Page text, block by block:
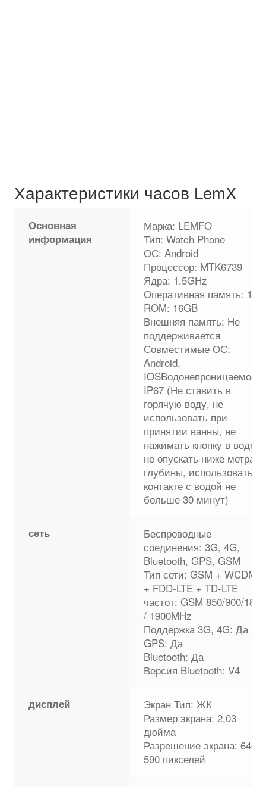
Характеристики часов LemX
Основная
информация
Марка: LEMFO
Тип: Watch Phone
ОС: Android
Процессор: MTK6739
Ядра: 1.5GHz
Оперативная память: 1
ROM: 16GB
Внешняя память: Не
поддерживается
Совместимые ОС:
Android,
IP67 (Не ставить в
горячую воду, не
использовать при
принятии ванны, не
нажимать кнопку в воде,
не опускать ниже метра
глубины, использовать в
контакте с водой не
больше 30 минут)
сеть
Беспроводные
соединения: 3G, 4G,
Bluetooth, GPS, GSM
Тип сети: GSM + WCDMA
+ FDD-LTE + TD-LTE
частот: GSM 850/900/1800
/ 1900MHz
Поддержка 3G, 4G: Да
GPS: Да
Bluetooth: Да
Версия Bluetooth: V4
дисплей
Экран Тип: ЖК
Размер экрана: 2,03
дюйма
Разрешение экрана: 640 х
590 пикселей